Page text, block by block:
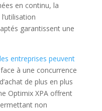
en continu, la
garantissent une
les entreprises peuvent
à une concurrence
de plus en plus
Optimix XPA offrent
non